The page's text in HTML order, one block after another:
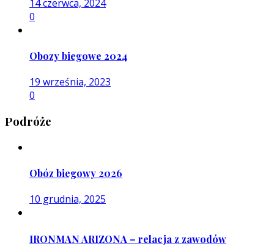
14 czerwca, 2024
0
Obozy biegowe 2024
19 września, 2023
0
Podróże
Obóz biegowy 2026
10 grudnia, 2025
IRONMAN ARIZONA – relacja z zawodów